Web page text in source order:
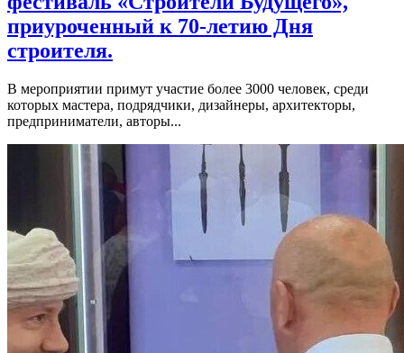
приуроченный к 70-летию Дня
строителя.
В мероприятии примут участие более 3000 человек, среди
которых мастера, подрядчики, дизайнеры, архитекторы,
предприниматели, авторы...